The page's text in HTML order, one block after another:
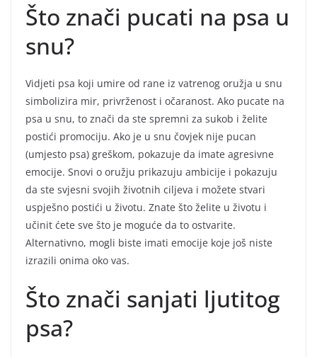
Što znači pucati na psa u
snu?
Vidjeti psa koji umire od rane iz vatrenog oružja u snu
simbolizira mir, privrženost i očaranost. Ako pucate na
psa u snu, to znači da ste spremni za sukob i želite
postići promociju. Ako je u snu čovjek nije pucan
(umjesto psa) greškom, pokazuje da imate agresivne
emocije. Snovi o oružju prikazuju ambicije i pokazuju
da ste svjesni svojih životnih ciljeva i možete stvari
uspješno postići u životu. Znate što želite u životu i
učinit ćete sve što je moguće da to ostvarite.
Alternativno, mogli biste imati emocije koje još niste
izrazili onima oko vas.
Što znači sanjati ljutitog
psa?